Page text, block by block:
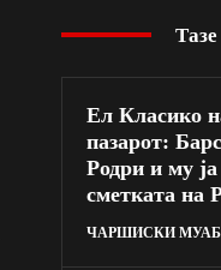
Тазе
Ел Класико
пазарот:
Родри и му
сметката на
ЧАРШИСКИ